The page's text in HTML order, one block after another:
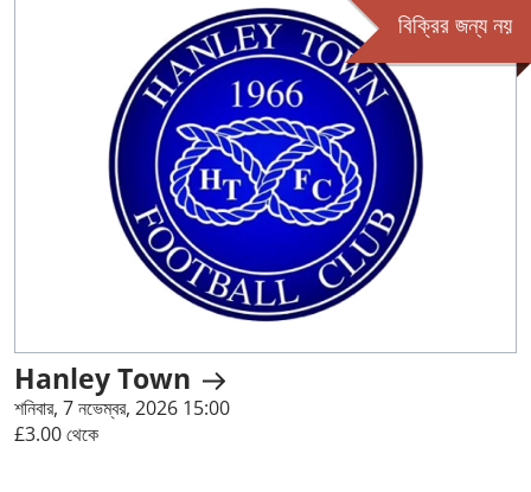
বিক্রির জন্য নয়
Hanley Town
শনিবার, 7 নভেম্বর, 2026 15:00
£3.00 থেকে